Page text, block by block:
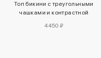
Топ бикини с треугольными
чашками и контрастной
4450 ₽